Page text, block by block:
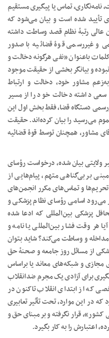
تماس یا پیگیری مستقیم
تأیید شده است و بیان می‌شود که
عالی رتبۀ نظام قصد وساطت داشته
و غیررسمی قوۀ قضائیه با صدور
باعنوان «نفی هرگونه دخالت و
و بیانگر بخشی از حقیقت موجود
مشاور خود، دخالت و ارتباط
سعی داشته دخالت خود را از مسیر
دستگاه قضا، فقط بخش اول این
می‌رسید را بیان کرده‌اند. حقیقت
مشاور، همچنان توسط قوۀ قضائیه
ولایتی بیان شده، درخواست رؤسای
بر بی‌گناهی متهم، پیام‌هایی از
و تماس‌های مکرر انجمن‌های
می‌رود اسامی رؤسای نظام پزشکی و
پزشکی بین‌المللی که ادعا شده
هر‌ وقت فشار بین‌المللی یا نامه و
و وساطت می‌کند؟ شاید بتوان
از مسائل روز جامعه و صحنۀ حق
و شبکه‌های معاند یا براساس
برای آزادی یک مجرم ضدانقلاب
که از ابتدای انقلاب تاکنون در
در این موارد، تحت تأثیر تعابیری
قرار نگرفته و بر مبنای حق و
اعتبارش را به کار بگیرد.